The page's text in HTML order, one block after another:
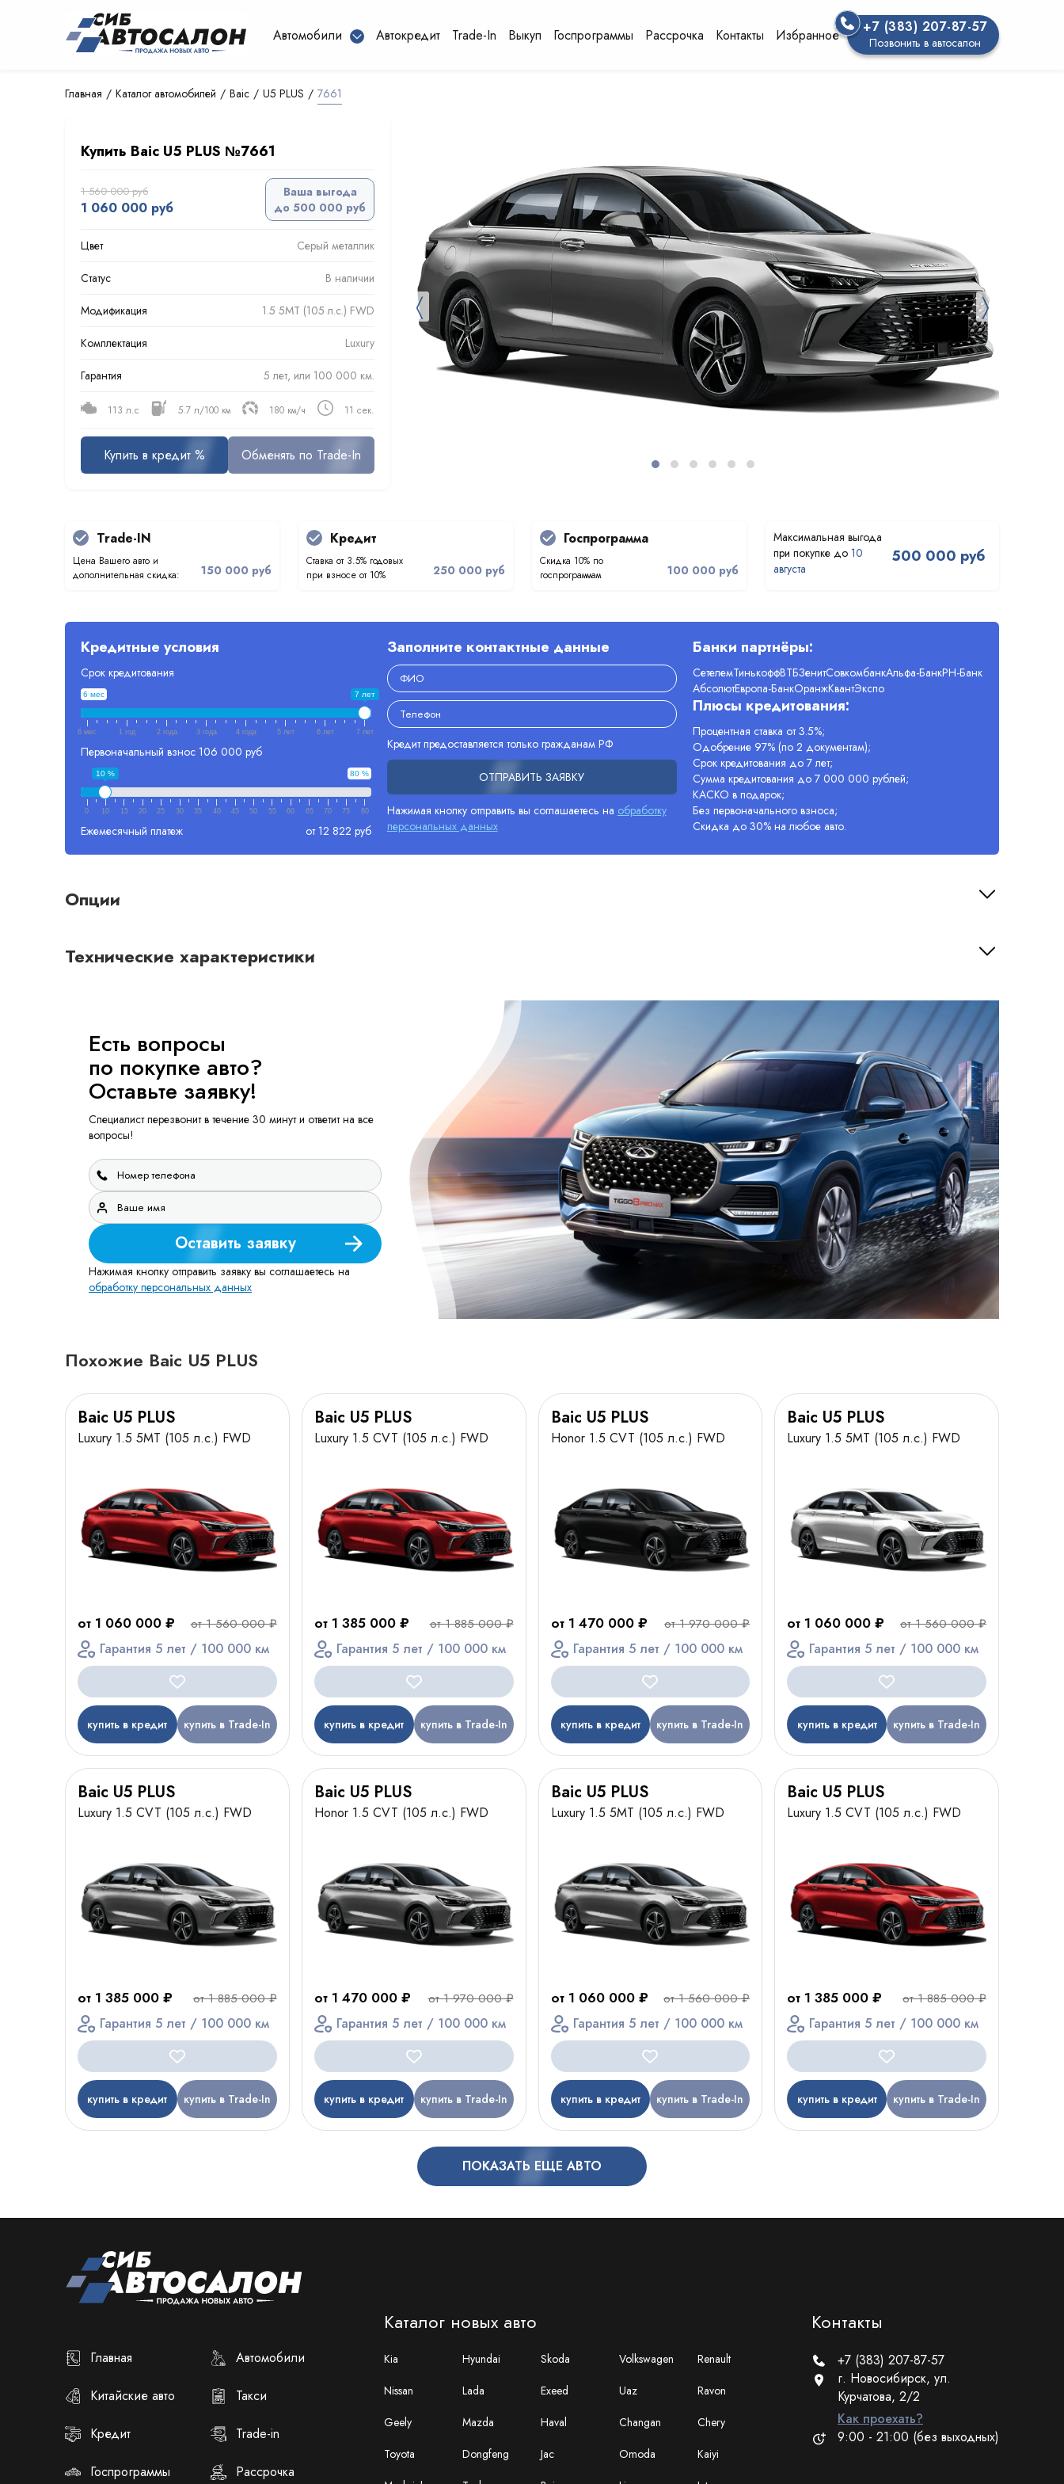
Автомобили Автокредит Trade-In Выкуп Госпрограммы Рассрочка Контакты Избранное +7 (383) 207-87-57
Позвонить в автосалон
Главная Каталог автомобилей Baic U5 PLUS 7661
Купить Baic U5 PLUS №7661
1 560 000 руб
1 060 000 руб
Ваша выгода
до 500 000 руб
Цвет Серый металлик
Статус В наличии
Модификация 1.5 5MT (105 л.с.) FWD
Комплектация Luxury
Гарантия 5 лет, или 100 000 км.
113 л.с 5.7 л/100 км 180 км/ч 11 сек.
Купить в кредит % Обменять по Trade-In
〈 〉
Trade-IN
Цена Вашего авто и
дополнительная скидка:
150 000 руб
Кредит
Ставка от 3.5% годовых
при взносе от 10%
250 000 руб
Госпрограмма
Скидка 10% по
госпрограммам
100 000 руб
10
августа
500 000 руб
Кредитные условия
Срок кредитования
6 мес 7 лет
6 мес 1 год 2 года 3 года 4 года 5 лет 6 лет 7 лет
Первоначальный взнос 106 000 руб
80 %
10 %
0 10 15 20 25 30 35 40 45 50 55 60 65 70 75 80
Ежемесячный платеж от 12 822 руб
Заполните контактные данные
Кредит предоставляется только гражданам РФ
ОТПРАВИТЬ ЗАЯВКУ
Нажимая кнопку отправить вы соглашаетесь на обработку
персональных данных
Банки партнёры:
СетелемТинькоффВТБЗенитСовкомбанкАльфа-БанкРН-Банк
АбсолютЕвропа-БанкОранжКвантЭкспо
Плюсы кредитования:
Процентная ставка от 3.5%;
Одобрение 97% (по 2 документам);
Срок кредитования до 7 лет;
Сумма кредитования до 7 000 000 рублей;
КАСКО в подарок;
Без первоначального взноса;
Скидка до 30% на любое авто.
Опции
Технические характеристики
Есть вопросы
по покупке авто?
Оставьте заявку!
Специалист перезвонит в течение 30 минут и ответит на все
вопросы!
Оставить заявку
Нажимая кнопку отправить заявку вы соглашаетесь на
обработку персональных данных
Похожие Baic U5 PLUS
Baic U5 PLUS
Luxury 1.5 5MT (105 л.с.) FWD
от 1 060 000 ₽ от 1 560 000 ₽
Гарантия 5 лет / 100 000 км
купить в кредит купить в Trade-In
Baic U5 PLUS
Luxury 1.5 CVT (105 л.с.) FWD
от 1 385 000 ₽ от 1 885 000 ₽
Гарантия 5 лет / 100 000 км
купить в кредит купить в Trade-In
Baic U5 PLUS
Honor 1.5 CVT (105 л.с.) FWD
от 1 470 000 ₽ от 1 970 000 ₽
Гарантия 5 лет / 100 000 км
купить в кредит купить в Trade-In
Baic U5 PLUS
Luxury 1.5 5MT (105 л.с.) FWD
от 1 060 000 ₽ от 1 560 000 ₽
Гарантия 5 лет / 100 000 км
купить в кредит купить в Trade-In
Baic U5 PLUS
Luxury 1.5 CVT (105 л.с.) FWD
от 1 385 000 ₽ от 1 885 000 ₽
Гарантия 5 лет / 100 000 км
купить в кредит купить в Trade-In
Baic U5 PLUS
Honor 1.5 CVT (105 л.с.) FWD
от 1 470 000 ₽ от 1 970 000 ₽
Гарантия 5 лет / 100 000 км
купить в кредит купить в Trade-In
Baic U5 PLUS
Luxury 1.5 5MT (105 л.с.) FWD
от 1 060 000 ₽ от 1 560 000 ₽
Гарантия 5 лет / 100 000 км
купить в кредит купить в Trade-In
Baic U5 PLUS
Luxury 1.5 CVT (105 л.с.) FWD
от 1 385 000 ₽ от 1 885 000 ₽
Гарантия 5 лет / 100 000 км
купить в кредит купить в Trade-In
ПОКАЗАТЬ ЕЩЕ АВТО
Главная Автомобили
Китайские авто Такси
Кредит Trade-in
Госпрограммы Рассрочка
Каталог новых авто
Kia Hyundai Skoda Volkswagen
Renault
Nissan
Lada Exeed Uaz
Ravon
Geely
Mazda Haval Changan
Chery
Toyota
Dongfeng Jac Omoda
Kaiyi
Контакты
+7 (383) 207-87-57
г. Новосибирск, ул.
Курчатова, 2/2
Как проехать?
9:00 - 21:00 (без выходных)